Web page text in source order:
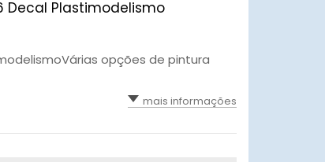
Decal Plastimodelismo
opções de pintura
mais informações